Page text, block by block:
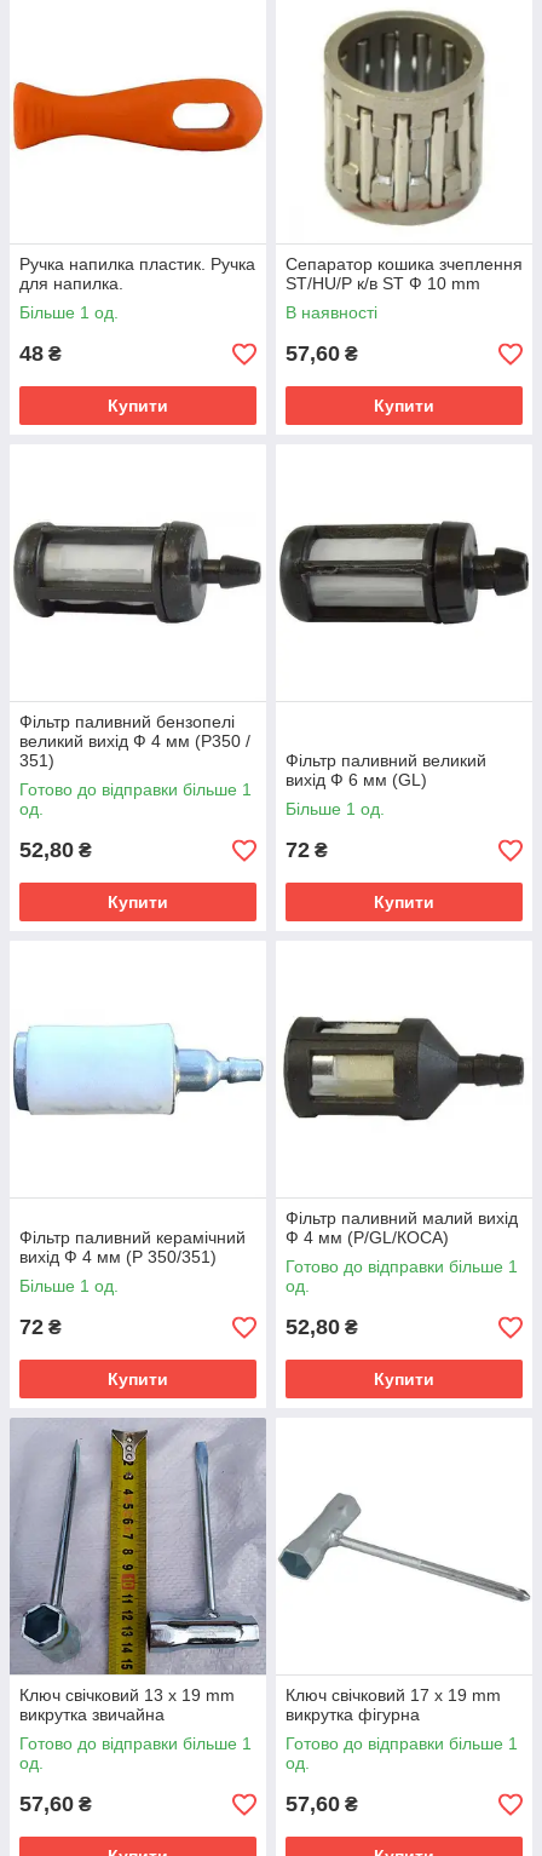
Ручка напилка пластик. Ручка
для напилка.
Більше 1 од.
48 ₴
Купити
Сепаратор кошика зчеплення
ST/HU/P к/в ST Ф 10 mm
В наявності
57,60 ₴
Купити
Фільтр паливний бензопелі
великий вихід Ф 4 мм (P350 /
351)
Готово до відправки більше 1
од.
52,80 ₴
Купити
Фільтр паливний великий
вихід Ф 6 мм (GL)
Більше 1 од.
72 ₴
Купити
Фільтр паливний керамічний
вихід Ф 4 мм (P 350/351)
Більше 1 од.
72 ₴
Купити
Фільтр паливний малий вихід
Ф 4 мм (P/GL/КОСА)
Готово до відправки більше 1
од.
52,80 ₴
Купити
Ключ свічковий 13 x 19 mm
викрутка звичайна
Готово до відправки більше 1
од.
57,60 ₴
Ключ свічковий 17 x 19 mm
викрутка фігурна
Готово до відправки більше 1
од.
57,60 ₴